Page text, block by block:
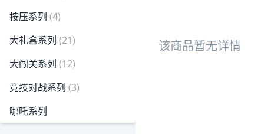
按压系列 (4)
大礼盒系列 (21)
大闯关系列 (12)
竞技对战系列 (3)
哪吒系列
该商品暂无详情